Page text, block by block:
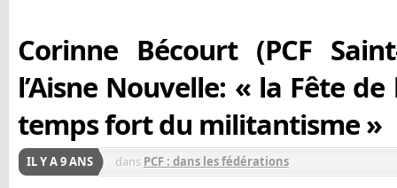
Corinne Bécourt (PCF
l’Aisne Nouvelle: « la Fête de
temps fort du militantisme »
IL Y A 9 ANS dans PCF : dans les fédérations